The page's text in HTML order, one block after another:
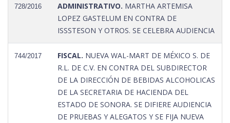
728/2016 ADMINISTRATIVO. MARTHA ARTEMISA
LOPEZ GASTELUM EN CONTRA DE
ISSSTESON Y OTROS. SE CELEBRA AUDIENCIA
744/2017 FISCAL. NUEVA WAL-MART DE MÉXICO S. DE
R.L. DE C.V. EN CONTRA DEL SUBDIRECTOR
DE LA DIRECCIÓN DE BEBIDAS ALCOHOLICAS
DE LA SECRETARIA DE HACIENDA DEL
ESTADO DE SONORA. SE DIFIERE AUDIENCIA
DE PRUEBAS Y ALEGATOS Y SE FIJA NUEVA